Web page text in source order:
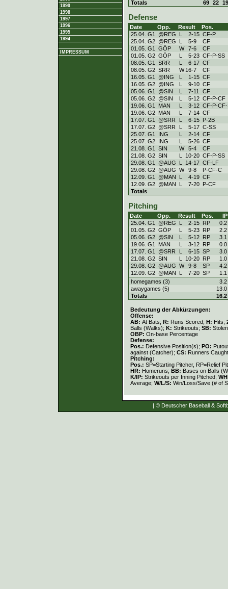
1999
1998
1997
1996
1995
1994
IMPRESSUM
Totals
69 22 19
Defense
Date Opp. Result
Pos.
25.04. G1
@REG L 2-15 CF-P
25.04. G2 @REG L 5-9
CF
01.05. G1
GÖP W 7-6
CF
01.05. G2 GÖP L 5-23 CF-P-SS
08.05. G1
SRR L 6-17 CF
08.05. G2 SRR W 16-7
CF
16.05. G1
@ING L 1-15 CF
16.05. G2 @ING L 9-10 CF
05.06. G1
@SIN L 7-11
CF
05.06. G2 @SIN L 5-12 CF-P-CF
19.06. G1
MAN L 3-12 CF-P-CF-
19.06. G2 MAN L 7-14 CF
17.07. G1
@SRR L 6-15 P-2B
17.07. G2 @SRR L 5-17 C-SS
25.07. G1
ING L 2-14 CF
25.07. G2 ING L 5-26 CF
21.08. G1
SIN W 5-4
CF
21.08. G2 SIN L 10-20 CF-P-SS
29.08. G1
@AUG L 14-17 CF-LF
29.08. G2 @AUG W 9-8
P-CF-C
12.09. G1
@MAN L 4-19 CF
12.09. G2 @MAN L 7-20 P-CF
Totals
Pitching
Date Opp. Result Pos.
IP
25.04. G1
@REG L 2-15 RP
0.2
01.05. G2 GÖP L 5-23 RP
2.2
05.06. G2 @SIN L 5-12 RP
3.1
19.06. G1
MAN L 3-12 RP
0.0
17.07. G1
@SRR L 6-15 SP
3.0
21.08. G2 SIN L 10-20 RP
1.0
29.08. G2 @AUG W 9-8 SP
4.2
12.09. G2 @MAN L 7-20 SP
1.1
homegames (3)
3.2
awaygames (5)
13.0
Totals
16.2
Bedeutung der Abkürzungen:
Offense:
AB: At Bats; R: Runs Scored; H: Hits;
Balls (Walks); K: Strikeouts; SB:
OBP: On-base Percentage
Defense:
Pos.: Defensive Position(s); PO:
against (Catcher); CS: Runners
Pitching:
Pos.: SP=Starting Pitcher, RP=Relief
HR: Homeruns; BB: Bases on Balls
K/IP: Strikeouts per Inning Pitched;
Average; W/L/S: Win/Loss/Save (# of
| © Deutscher Baseball &